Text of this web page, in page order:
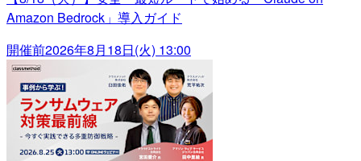
Amazon Bedrock」導入ガイド
開催前2026年8月18日(火) 13:00